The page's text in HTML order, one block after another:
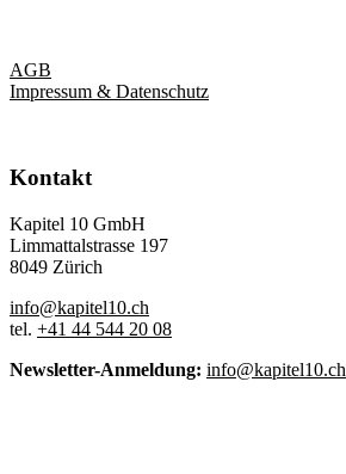
AGB
Impressum & Datenschutz
Kontakt
Kapitel 10 GmbH
Limmattalstrasse 197
8049 Zürich
info@kapitel10.ch
tel. +41 44 544 20 08
Newsletter-Anmeldung: info@kapitel10.ch